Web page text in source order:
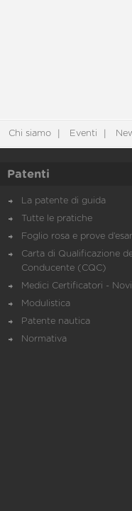
Chi siamo Eventi
Patenti
La patente di guida
Tutte le pratiche
Foglio rosa e prove
Carta di Qualificazione
Conducente (CQC)
Medici Certificatori -
Modulistica
Patente nautica
Normativa